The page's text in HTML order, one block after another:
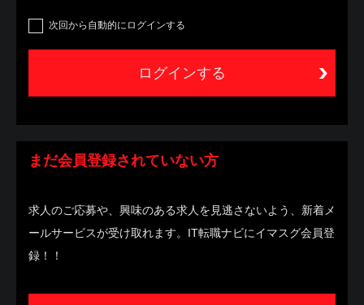
次回から自動的にログインする
まだ会員登録されていない方
求人のご応募や、興味のある求人を見逃さないよう、新着メ
ールサービスが受け取れます。IT転職ナビにイマスグ会員登
録！！